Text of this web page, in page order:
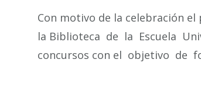
Con motivo de la celebración
la Biblioteca de la Escuela
concursos con el objetivo de